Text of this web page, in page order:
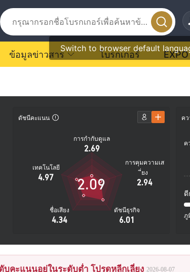
Switch to browser default
ข้อมูลข่าวสาร โบรกเกอร์ EXPO
ดัชนีคะแนน
การกำกับดูแล
2.69
เทคโนโลยี
4.97
ชื่อเสียง
4.34
ดัชนีธุรกิจ
6.01
การคุมความเส
ี่ยง
2.94
2.09
ค
ค
ดี
ภู
บคะแนนอยู่ในระดับต่ำ โปรดหลีกเลี่ยง 2026-08-07